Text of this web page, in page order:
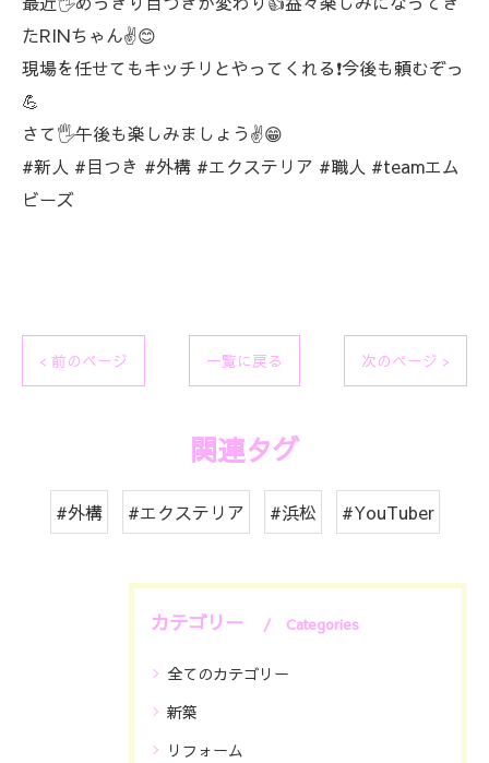
たRINちゃん✌️😊
現場を任せてもキッチリとやってくれる❗今後も頼むぞっ
💪
さて🖐️午後も楽しみましょう✌️😁
#新人 #目つき #外構 #エクステリア #職人 #teamエム
ビーズ
< 前のページ 一覧に戻る 次のページ >
関連タグ
#外構 #エクステリア #浜松 #YouTuber
カテゴリー Categories
全てのカテゴリー
新築
リフォーム